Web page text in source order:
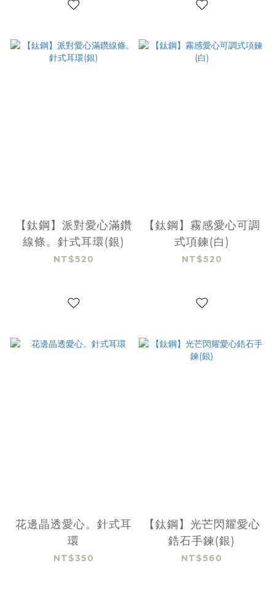
【鈦鋼】派對愛心滿鑽
線條。針式耳環(銀)
NT$520
【鈦鋼】霧感愛心可調
式項鍊(白)
NT$520
花邊晶透愛心。針式耳
環
NT$350
【鈦鋼】光芒閃耀愛心
鋯石手鍊(銀)
NT$560